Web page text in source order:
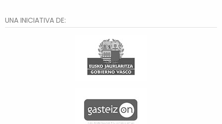
UNA INICIATIVA DE: